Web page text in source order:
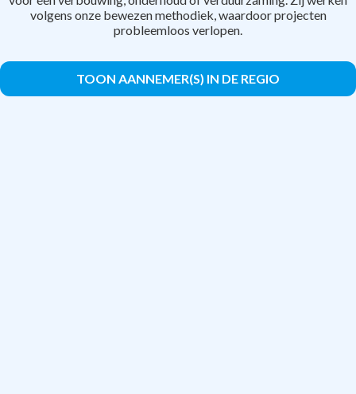
volgens onze bewezen methodiek, waardoor projecten
probleemloos verlopen.
TOON AANNEMER(S) IN DE REGIO